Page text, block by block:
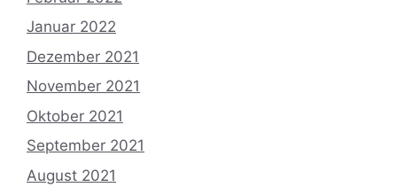
Januar 2022
Dezember 2021
November 2021
Oktober 2021
September 2021
August 2021